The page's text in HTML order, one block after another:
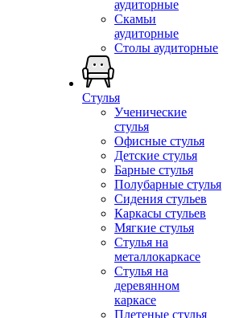
аудиторные
Скамьи
аудиторные
Столы аудиторные
Стулья
Ученические
стулья
Офисные стулья
Детские стулья
Барные стулья
Полубарные стулья
Сидения стульев
Каркасы стульев
Мягкие стулья
Стулья на
металлокаркасе
Стулья на
деревянном
каркасе
Плетеные стулья